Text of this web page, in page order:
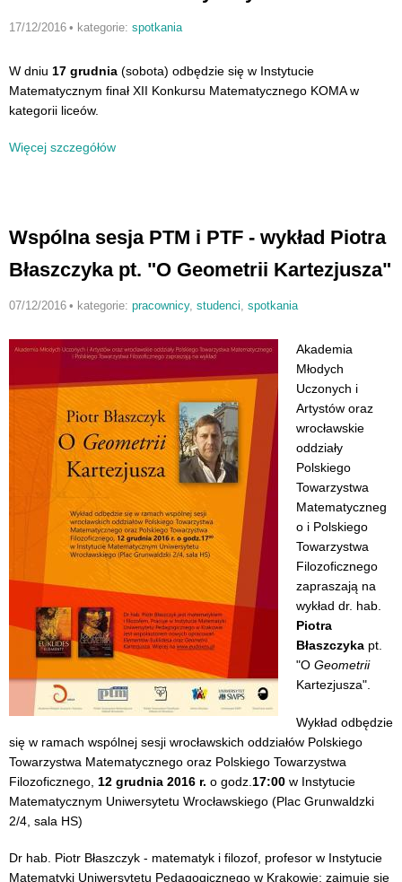
17/12/2016 • kategorie: spotkania
W dniu 17 grudnia (sobota) odbędzie się w Instytucie
Matematycznym finał XII Konkursu Matematycznego KOMA w
kategorii liceów.
Więcej szczegółów
Wspólna sesja PTM i PTF - wykład Piotra
Błaszczyka pt. "O Geometrii Kartezjusza"
07/12/2016 • kategorie: pracownicy, studenci spotkania
Akademia
Młodych
Uczonych i
Artystów oraz
wrocławskie
oddziały
Polskiego
Towarzystwa
Matematyczneg
o i Polskiego
Towarzystwa
Filozoficznego
zapraszają na
wykład dr. hab.
Piotra
Błaszczyka pt.
"O Geometrii
Kartezjusza".
Wykład odbędzie
się w ramach wspólnej sesji wrocławskich oddziałów Polskiego
Towarzystwa Matematycznego oraz Polskiego Towarzystwa
Filozoficznego, 12 grudnia 2016 r. o godz. 17:00 w Instytucie
Matematycznym Uniwersytetu Wrocławskiego (Plac Grunwaldzki
2/4, sala HS)
Dr hab. Piotr Błaszczyk - matematyk i filozof, profesor w Instytucie
Matematyki Uniwersytetu Pedagogicznego w Krakowie; zajmuje się